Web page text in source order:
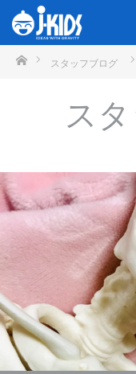
ホームスタッフブログ
ス